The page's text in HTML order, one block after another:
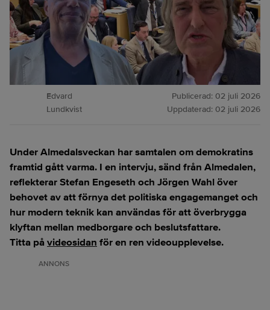
Edvard
Lundkvist
Publicerad: 02 juli 2026
Uppdaterad: 02 juli 2026
Under Almedalsveckan har samtalen om demokratins
framtid gått varma. I en intervju, sänd från Almedalen,
reflekterar Stefan Engeseth och Jörgen Wahl över
behovet av att förnya det politiska engagemanget och
hur modern teknik kan användas för att överbrygga
klyftan mellan medborgare och beslutsfattare.
Titta på videosidan för en ren videoupplevelse.
ANNONS